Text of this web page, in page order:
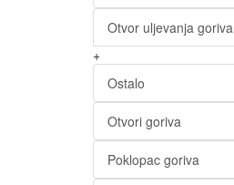
Otvor uljevanja goriva
+
Ostalo
Otvori goriva
Poklopac goriva